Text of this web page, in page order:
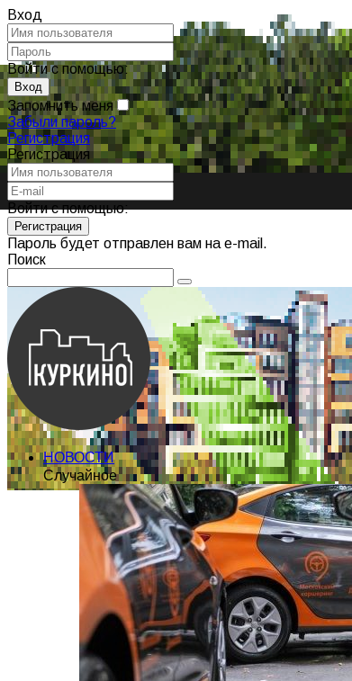
Вход
Войти с помощью:
Запомнить меня
Забыли пароль?
Регистрация
Регистрация
Войти с помощью:
Пароль будет отправлен вам на e-mail.
Поиск
НОВОСТИ
Случайное